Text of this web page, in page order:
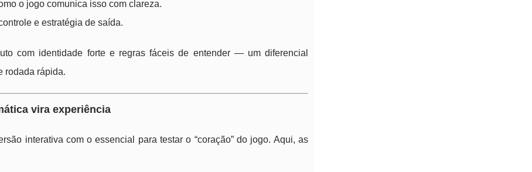
o jogo comunica isso com clareza.
e estratégia de saída.
com identidade forte e regras fáceis de entender — um diferencial
rodada rápida.
vira experiência
interativa com o essencial para testar o “coração” do jogo. Aqui, as